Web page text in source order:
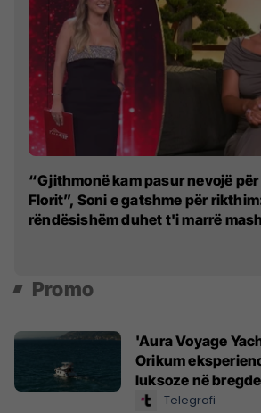
“Gjithmonë kam pasur nevojë
Florit”, Soni e gatshme për
rëndësishëm duhet t'i marrë
Promo
'Aura Voyage
Orikum
luksoze në
Telegrafi